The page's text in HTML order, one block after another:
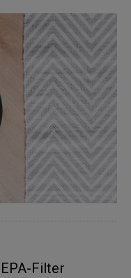
Filter